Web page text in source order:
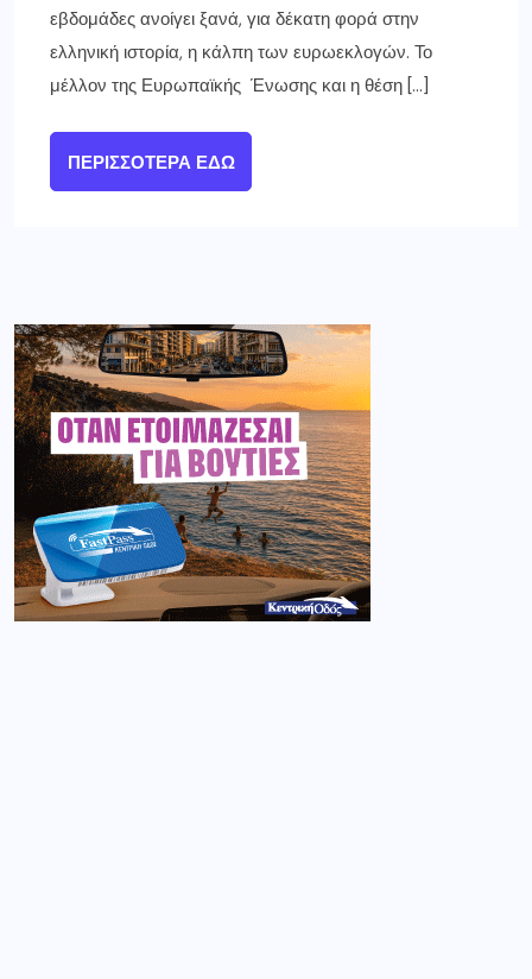
εβδομάδες ανοίγει ξανά, για δέκατη φορά στην
ελληνική ιστορία, η κάλπη των ευρωεκλογών. Το
μέλλον της Ευρωπαϊκής Ένωσης και η θέση […]
ΠΕΡΙΣΣΌΤΕΡΑ ΕΔΏ